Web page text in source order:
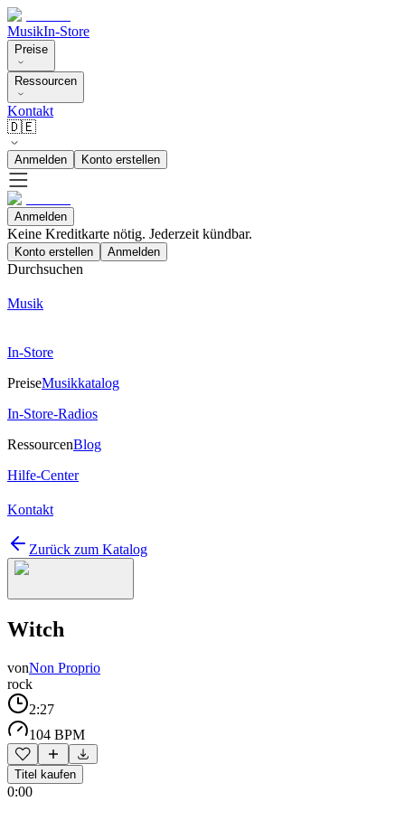
MusikIn-Store
Preise
Ressourcen
Kontakt
🇩🇪
Anmelden Konto erstellen
Anmelden
Keine Kreditkarte nötig. Jederzeit kündbar.
Konto erstellen Anmelden
Durchsuchen
Musik
In-Store
PreiseMusikkatalog
In-Store-Radios
RessourcenBlog
Hilfe-Center
Kontakt
Zurück zum Katalog
Witch
vonNon Proprio
rock
2:27
104 BPM
Titel kaufen
0:00